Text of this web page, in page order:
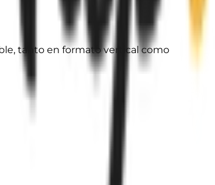
tanto en formato vertical como